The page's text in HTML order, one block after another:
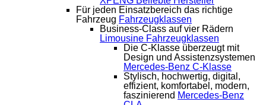
Für jeden Einsatzbereich das richtige
Fahrzeug Fahrzeugklassen
Business-Class auf vier Rädern
Limousine Fahrzeugklassen
Die C-Klasse überzeugt mit
Design und Assistenzsystemen
Mercedes-Benz C-Klasse
Stylisch, hochwertig, digital,
effizient, komfortabel, modern,
faszinierend Mercedes-Benz